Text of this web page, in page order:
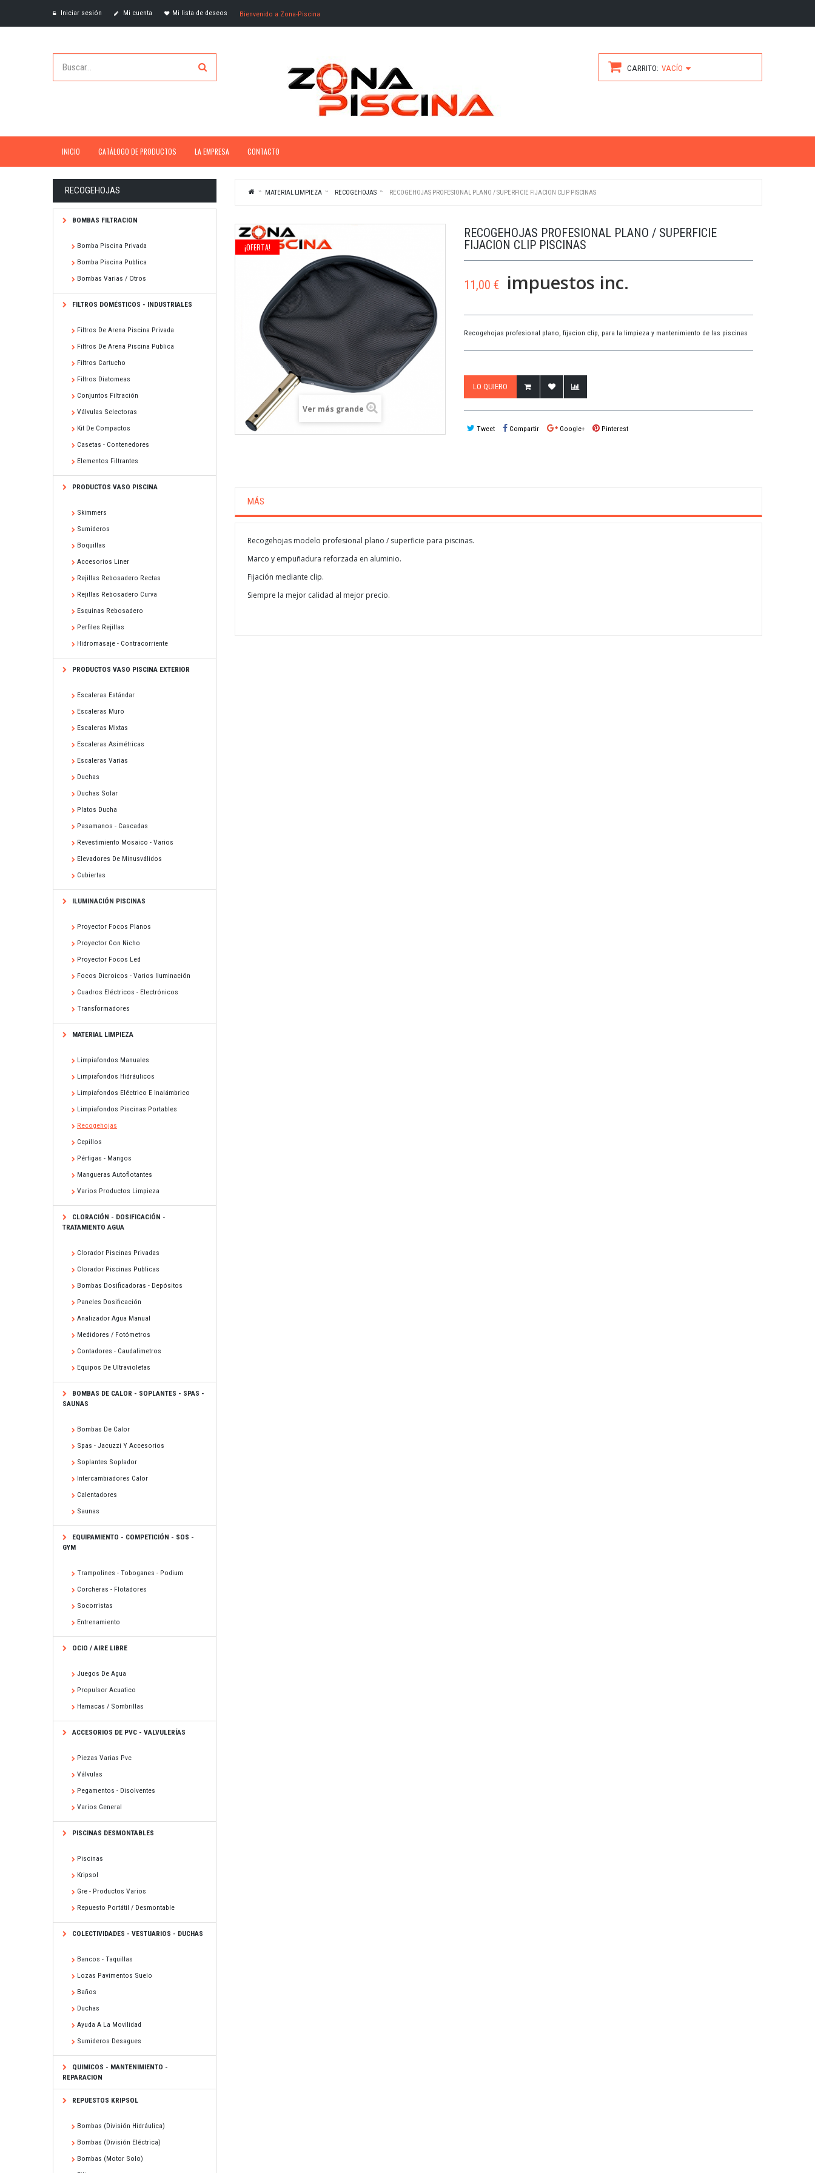
Iniciar sesión Mi cuenta Mi lista de deseos Bienvenido a Zona-Piscina
CARRITO VACÍO
INICIO CATÁLOGO DE PRODUCTOS LA EMPRESA CONTACTO
RECOGEHOJAS
BOMBAS FILTRACION
Bomba Piscina Privada
Bomba Piscina Publica
Bombas Varias / Otros
FILTROS DOMÉSTICOS - INDUSTRIALES
Filtros De Arena Piscina Privada
Filtros De Arena Piscina Publica
Filtros Cartucho
Filtros Diatomeas
Conjuntos Filtración
Válvulas Selectoras
Kit De Compactos
Casetas - Contenedores
Elementos Filtrantes
PRODUCTOS VASO PISCINA
Skimmers
Sumideros
Boquillas
Accesorios Liner
Rejillas Rebosadero Rectas
Rejillas Rebosadero Curva
Esquinas Rebosadero
Perfiles Rejillas
Hidromasaje - Contracorriente
PRODUCTOS VASO PISCINA EXTERIOR
Escaleras Estándar
Escaleras Muro
Escaleras Mixtas
Escaleras Asimétricas
Escaleras Varias
Duchas
Duchas Solar
Platos Ducha
Pasamanos - Cascadas
Revestimiento Mosaico - Varios
Elevadores De Minusválidos
Cubiertas
ILUMINACIÓN PISCINAS
Proyector Focos Planos
Proyector Con Nicho
Proyector Focos Led
Focos Dicroicos - Varios Iluminación
Cuadros Eléctricos - Electrónicos
Transformadores
MATERIAL LIMPIEZA
Limpiafondos Manuales
Limpiafondos Hidráulicos
Limpiafondos Eléctrico E Inalámbrico
Limpiafondos Piscinas Portables
Recogehojas
Cepillos
Pértigas - Mangos
Mangueras Autoflotantes
Varios Productos Limpieza
CLORACIÓN - DOSIFICACIÓN -
TRATAMIENTO AGUA
Clorador Piscinas Privadas
Clorador Piscinas Publicas
Bombas Dosificadoras - Depósitos
Paneles Dosificación
Analizador Agua Manual
Medidores / Fotómetros
Contadores - Caudalimetros
Equipos De Ultravioletas
BOMBAS DE CALOR - SOPLANTES - SPAS -
SAUNAS
Bombas De Calor
Spas - Jacuzzi Y Accesorios
Soplantes Soplador
Intercambiadores Calor
Calentadores
Saunas
EQUIPAMIENTO - COMPETICIÓN - SOS -
GYM
Trampolines - Toboganes - Podium
Corcheras - Flotadores
Socorristas
Entrenamiento
OCIO / AIRE LIBRE
Juegos De Agua
Propulsor Acuatico
Hamacas / Sombrillas
ACCESORIOS DE PVC - VALVULERÍAS
Piezas Varias Pvc
Válvulas
Pegamentos - Disolventes
Varios General
PISCINAS DESMONTABLES
Piscinas
Kripsol
Gre - Productos Varios
Repuesto Portátil / Desmontable
COLECTIVIDADES - VESTUARIOS - DUCHAS
Bancos - Taquillas
Lozas Pavimentos Suelo
Baños
Duchas
Ayuda A La Movilidad
Sumideros Desagues
QUIMICOS - MANTENIMIENTO -
REPARACION
REPUESTOS KRIPSOL
Bombas (división Hidráulica)
Bombas (división Eléctrica)
Bombas (motor Solo)
MATERIAL LIMPIEZA RECOGEHOJAS RECOGEHOJAS PROFESIONAL PLANO / SUPERFICIE FIJACION CLIP PISCINAS
¡OFERTA!
Ver más grande
RECOGEHOJAS PROFESIONAL PLANO / SUPERFICIE
FIJACION CLIP PISCINAS
11,00 € impuestos inc.
Recogehojas profesional plano, fijacion clip, para la limpieza y mantenimiento de las piscinas
LO QUIERO
Tweet Compartir Google+ Pinterest
MÁS
Recogehojas modelo profesional plano / superficie para piscinas.
Marco y empuñadura reforzada en aluminio.
Fijación mediante clip.
Siempre la mejor calidad al mejor precio.